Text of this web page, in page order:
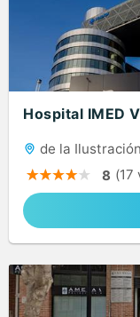
Hospital IMED
de la
8 (17